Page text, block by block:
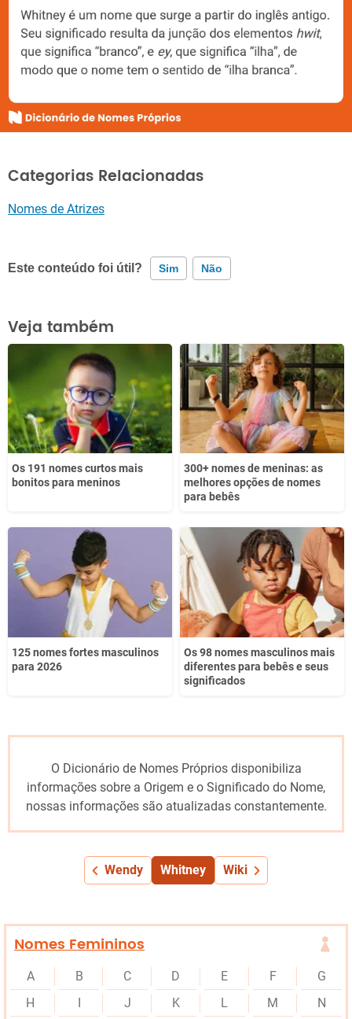
Categorias Relacionadas
Nomes de Atrizes
Este conteúdo foi útil? Sim Não
Este conteúdo contém informação incorreta
Este conteúdo não tem a informação que procuro
Veja também
Os 191 nomes curtos mais
bonitos para meninos
300+ nomes de meninas: as
melhores opções de nomes
para bebês
125 nomes fortes masculinos
para 2026
Os 98 nomes masculinos mais
diferentes para bebês e seus
significados
O Dicionário de Nomes Próprios disponibiliza
informações sobre a Origem e o Significado do Nome,
nossas informações são atualizadas constantemente.
Wendy Whitney Wiki
Nomes Femininos
A B C D E F
G
H
I J K L M
N